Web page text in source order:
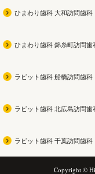
ひまわり歯科 大和訪問歯科
ひまわり歯科 錦糸町訪問歯
ラビット歯科 船橋訪問歯科
ラビット歯科 北広島訪問歯
ラビット歯科 千葉訪問歯科
Copyright ©